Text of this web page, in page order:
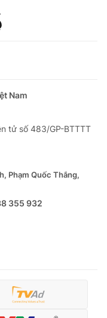
Nam
tử số 483/GP-BTTTT
Phạm Quốc Thắng,
355 932